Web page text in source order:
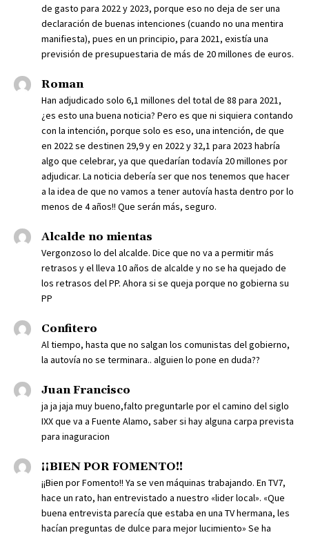
de gasto para 2022 y 2023, porque eso no deja de ser una
declaración de buenas intenciones (cuando no una mentira
manifiesta), pues en un principio, para 2021, existía una
previsión de presupuestaria de más de 20 millones de euros.
Roman
Han adjudicado solo 6,1 millones del total de 88 para 2021,
¿es esto una buena noticia? Pero es que ni siquiera contando
con la intención, porque solo es eso, una intención, de que
en 2022 se destinen 29,9 y en 2022 y 32,1 para 2023 habría
algo que celebrar, ya que quedarían todavía 20 millones por
adjudicar. La noticia debería ser que nos tenemos que hacer
a la idea de que no vamos a tener autovía hasta dentro por lo
menos de 4 años!! Que serán más, seguro.
Alcalde no mientas
Vergonzoso lo del alcalde. Dice que no va a permitir más
retrasos y el lleva 10 años de alcalde y no se ha quejado de
los retrasos del PP. Ahora si se queja porque no gobierna su
PP
Confitero
Al tiempo, hasta que no salgan los comunistas del gobierno,
la autovía no se terminara.. alguien lo pone en duda??
Juan Francisco
ja ja jaja muy bueno,falto preguntarle por el camino del siglo
IXX que va a Fuente Alamo, saber si hay alguna carpa prevista
para inaguracion
¡¡BIEN POR FOMENTO!!
¡¡Bien por Fomento!! Ya se ven máquinas trabajando. En TV7,
hace un rato, han entrevistado a nuestro «lider local». «Que
buena entrevista parecía que estaba en una TV hermana, les
hacían preguntas de dulce para mejor lucimiento» Se ha